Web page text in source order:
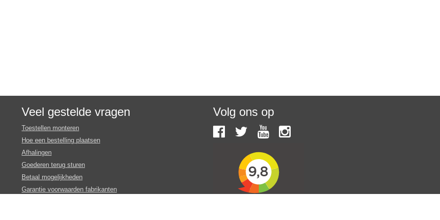
Veel gestelde vragen
Toestellen monteren
Hoe een bestelling plaatsen
Afhalingen
Goederen terug sturen
Betaal mogelijkheden
Garantie voorwaarden fabrikanten
Volg ons op